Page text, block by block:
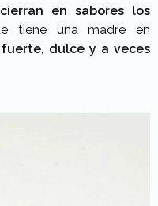
en sabores los
tiene una madre en
fuerte, dulce y a veces